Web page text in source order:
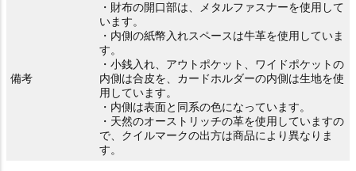
備考
・財布の開口部は、メタルファスナーを使用して
います。
・内側の紙幣入れスペースは牛革を使用していま
す。
・小銭入れ、アウトポケット、ワイドポケットの
内側は合皮を、カードホルダーの内側は生地を使
用しています。
・内側は表面と同系の色になっています。
・天然のオーストリッチの革を使用していますの
で、クイルマークの出方は商品により異なりま
す。